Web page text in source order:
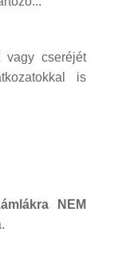
vagy cseréjét
is
NEM